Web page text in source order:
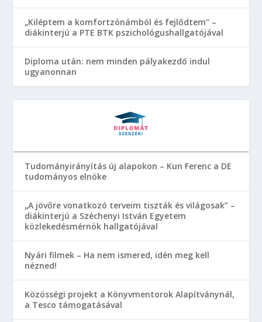
„Kiléptem a komfortzónámból és fejlődtem” –
diákinterjú a PTE BTK pszichológushallgatójával
Diploma után: nem minden pályakezdő indul
ugyanonnan
Tudományirányítás új alapokon – Kun Ferenc a DE
tudományos elnöke
„A jövőre vonatkozó terveim tiszták és világosak” –
diákinterjú a Széchenyi István Egyetem
közlekedésmérnök hallgatójával
Nyári filmek – Ha nem ismered, idén meg kell
nézned!
Közösségi projekt a Könyvmentorok Alapítványnál,
a Tesco támogatásával